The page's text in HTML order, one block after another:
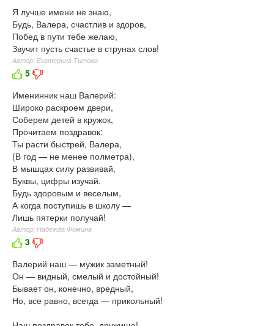
Я лучше имени не знаю,
Будь, Валера, счастлив и здоров,
Побед в пути тебе желаю,
Звучит пусть счастье в струнах слов!
Автор: Екатерина Титова
5
Именинник наш Валерий:
Широко раскроем двери,
Соберем детей в кружок,
Прочитаем поздравок:
Ты расти быстрей, Валера,
(В год — не менее полметра),
В мышцах силу развивай,
Буквы, цифры изучай.
Будь здоровым и веселым,
А когда поступишь в школу —
Лишь пятерки получай!
Автор: Надежда Фомина
3
Валерий наш — мужик заметный!
Он — видный, смелый и достойный!
Бывает он, конечно, вредный,
Но, все равно, всегда — прикольный!